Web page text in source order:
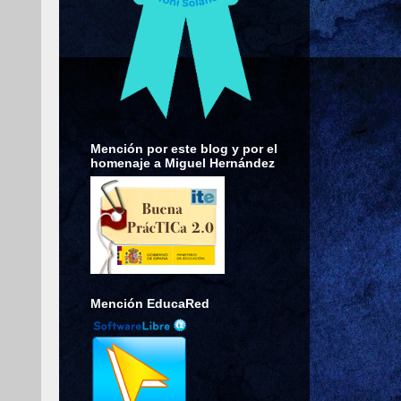
Mención por este blog y por el
homenaje a Miguel Hernández
Mención EducaRed